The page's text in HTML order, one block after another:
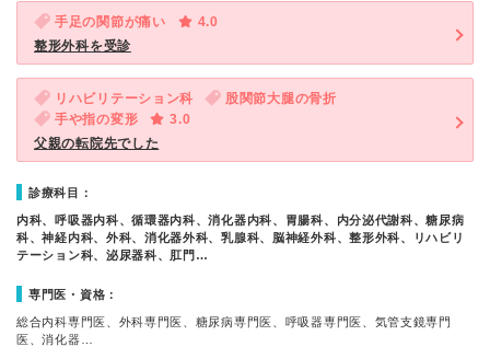
手足の関節が痛い
4.0
整形外科を受診
リハビリテーション科
股関節大腿の骨折
手や指の変形
3.0
父親の転院先でした
診療科目：
内科、呼吸器内科、循環器内科、消化器内科、胃腸科、内分泌代謝科、糖尿病
科、神経内科、外科、消化器外科、乳腺科、脳神経外科、整形外科、リハビリ
テーション科、泌尿器科、肛門…
専門医・資格：
総合内科専門医、外科専門医、糖尿病専門医、呼吸器専門医、気管支鏡専門
医、消化器…